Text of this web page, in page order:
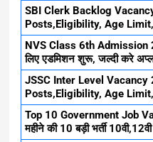
SBI Clerk Backlog
Posts,Eligibility, Age
NVS Class 6th Admission
लिए एडमिशन शुरू, जल्दी करे
JSSC Inter Level
Posts,Eligibility, Age
Top 10 Government Job
महीने की 10 बड़ी भर्ती